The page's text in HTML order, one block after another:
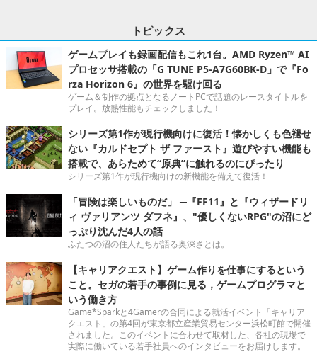
トピックス
ゲームプレイも録画配信もこれ1台。AMD Ryzen™ AI
プロセッサ搭載の「G TUNE P5-A7G60BK-D」で『Fo
rza Horizon 6』の世界を駆け回る
ゲーム＆制作の拠点となるノートPCで話題のレースタイトルを
プレイ。放熱性能もチェックしました！
シリーズ第1作が現行機向けに復活！懐かしくも色褪せ
ない『カルドセプト ザ ファースト』遊びやすい機能も
搭載で、あらためて“原典”に触れるのにぴったり
シリーズ第1作が現行機向けの新機能を備えて復活！
「冒険は楽しいものだ」 ─『FF11』と『ウィザードリ
ィ ヴァリアンツ ダフネ』、"優しくないRPG"の沼にど
っぷり沈んだ4人の話
ふたつの沼の住人たちが語る奥深さとは。
【キャリアクエスト】ゲーム作りを仕事にするという
こと。セガの若手の事例に見る，ゲームプログラマと
いう働き方
Game*Sparkと4Gamerの合同による就活イベント「キャリア
クエスト」の第4回が東京都立産業貿易センター浜松町館で開催
されました。このイベントに合わせて取材した、各社の現場で
実際に働いている若手社員へのインタビューをお届けします。